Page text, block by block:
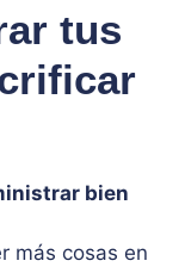
tus
bien
más cosas en